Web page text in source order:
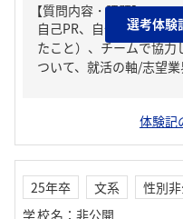
【質問内容・課題】
自己PR、自分の強み/弱
たこと）、チームで協力
ついて、就活の軸/志望
選考体験
体験記
25年卒 文系
性別
学校名 ： 非公開